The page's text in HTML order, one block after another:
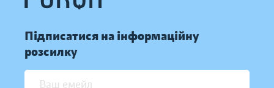
Підписатися на інформаційну
розсилку